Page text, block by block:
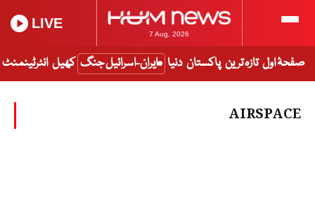
7 Aug, 2026
LIVE
صفحۂ اول تازہ ترین پاکستان دنیا ایران-اسرائیل جنگ کھیل انٹرٹینمنٹ
AIRSPACE